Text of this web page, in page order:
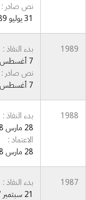
نص صادر :
31 يوليو 1989
1989
بدء النفاذ :
7 أغسطس 1989
نص صادر :
7 أغسطس 1989
1988
بدء النفاذ :
28 مارس 1988
الاعتماد :
28 مارس 1988
1987
بدء النفاذ :
21 سبتمبر 1987